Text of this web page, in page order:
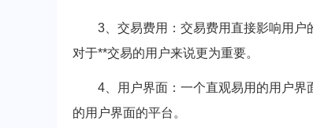
3、交易费用：交易费用直接影响用
对于**交易的用户来说更为重要。
4、用户界面：一个直观易用的用户
的用户界面的平台。